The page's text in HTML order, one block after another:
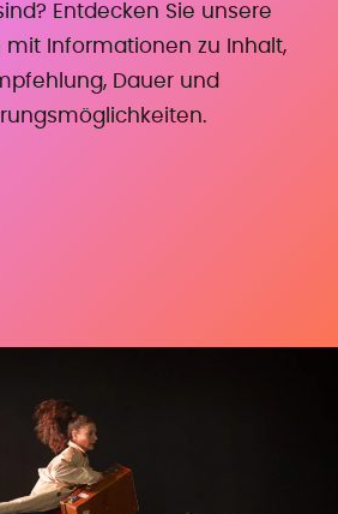
Entdecken Sie unsere
mit Informationen zu Inhalt,
Dauer und